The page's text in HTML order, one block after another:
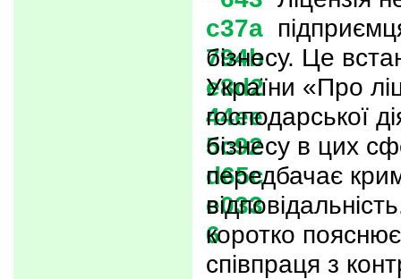
бізнесу. Це
України «Про
господарської
бізнесу в цих
передбачає
коротко
співпраця з